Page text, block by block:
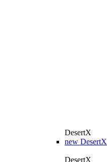
DesertX
new DesertX
DesertX